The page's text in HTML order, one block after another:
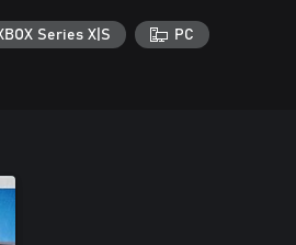
Series X|S PC